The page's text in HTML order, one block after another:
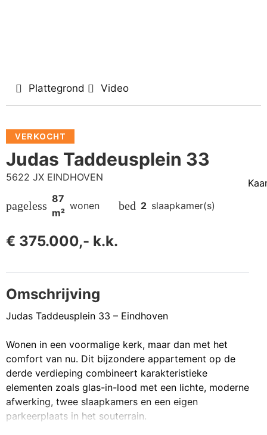
Plattegrond Video
VERKOCHT
Judas Taddeusplein 33
5622 JX EINDHOVEN
pageless
87
m²
wonen bed 2 slaapkamer(s)
€ 375.000,- k.k.
Omschrijving
Judas Taddeusplein 33 – Eindhoven
Wonen in een voormalige kerk, maar dan met het
comfort van nu. Dit bijzondere appartement op de
derde verdieping combineert karakteristieke
elementen zoals glas-in-lood met een lichte, moderne
afwerking, twee slaapkamers en een eigen
parkeerplaats in het souterrain.